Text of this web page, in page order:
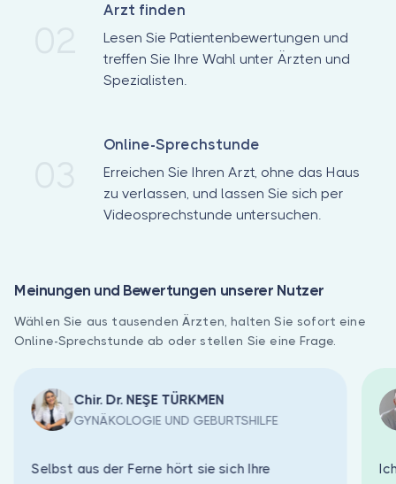
Arzt finden
Lesen Sie Patientenbewertungen und
treffen Sie Ihre Wahl unter Ärzten und
Spezialisten.
Online-Sprechstunde
Erreichen Sie Ihren Arzt, ohne das Haus
zu verlassen, und lassen Sie sich per
Videosprechstunde untersuchen.
Meinungen und Bewertungen unserer Nutzer
Wählen Sie aus tausenden Ärzten, halten Sie sofort eine
Online-Sprechstunde ab oder stellen Sie eine Frage.
Chir. Dr. NEŞE TÜRKMEN
GYNÄKOLOGIE UND GEBURTSHILFE
Selbst aus der Ferne hört sie sich Ihre